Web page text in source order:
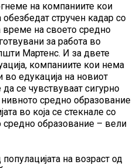
на компаниите кои
обезбедат стручен кадар со
време на своето средно
за работа во
Мартенс. И за двете
компаниите кои нема
едукација на новиот
се чувствуваат сигурно
средно образование
во која се стекнале со
средно образование – вели
на возраст од